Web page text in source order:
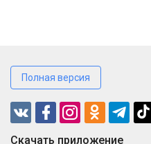
Полная версия
Cкачать приложение